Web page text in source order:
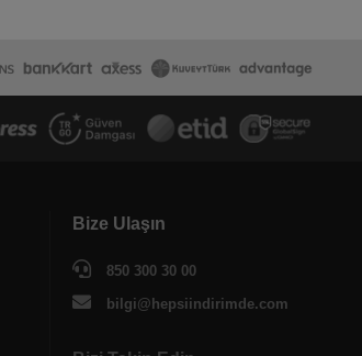
Bize Ulaşın
850 300 30 00
bilgi@hepsiindirimde.com